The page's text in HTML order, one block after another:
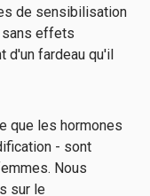
de sensibilisation
sans effets
d'un fardeau qu'il
que les hormones
- sont
Nous
sur le